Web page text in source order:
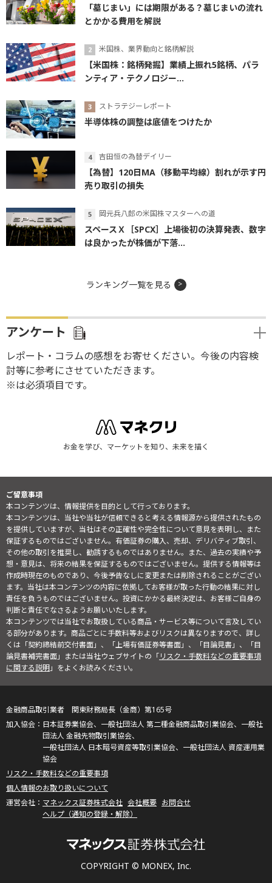
「墓じまい」には期限がある？墓じまいの流れ
とかかる費用を解説
米国株、業界動向と銘柄解説
【米国株：銘柄発掘】業績上振れ5銘柄、パラ
ンティア・テクノロジー...
ストラテジーレポート
半導体株の調整は底値をつけたか
吉田恒の為替デイリー
【為替】120日MA（移動平均線）割れが示す円
売り取引の損失
岡元兵八郎の米国株マスターへの道
スペースＸ［SPCX］上場後初の決算発表、数字
は良かったが株価が下落...
ランキング一覧を見る
アンケート
レポート・コラムの感想をお寄せください。今後の内容検
討等に参考にさせていただきます。
※は必須項目です。
お金を学び、マーケットを知り、未来を描く
ご留意事項
本コンテンツは、情報提供を目的として行っております。
本コンテンツは、当社や当社が信頼できると考える情報源から提供されたもの
を提供していますが、当社はその正確性や完全性について意見を表明し、また
保証するものではございません。有価証券の購入、売却、デリバティブ取引、
その他の取引を推奨し、勧誘するものではありません。また、過去の実績や予
想・意見は、将来の結果を保証するものではございません。提供する情報等は
作成時現在のものであり、今後予告なしに変更または削除されることがござい
ます。当社は本コンテンツの内容に依拠してお客様が取った行動の結果に対し
責任を負うものではございません。投資にかかる最終決定は、お客様ご自身の
判断と責任でなさるようお願いいたします。
本コンテンツでは当社でお取扱している商品・サービス等について言及してい
る部分があります。商品ごとに手数料等およびリスクは異なりますので、詳し
くは「契約締結前交付書面」、「上場有価証券等書面」、「目論見書」、「目
論見書補完書面」または当社ウェブサイトの「リスク・手数料などの重要事項
に関する説明」をよくお読みください。
COPYRIGHT © MONEX, Inc.
金融商品取引業者 関東財務局長（金商）第165号
日本証券業協会、一般社団法人 第二種金融商品取引業協会、一般社
団法人 金融先物取引業協会、
一般社団法人 日本暗号資産等取引業協会、一般社団法人 資産運用業
協会
リスク・手数料などの重要事項
個人情報のお取り扱いについて
マネックス証券株式会社 会社概要 お問合せ
ヘルプ（通知の登録・解除）